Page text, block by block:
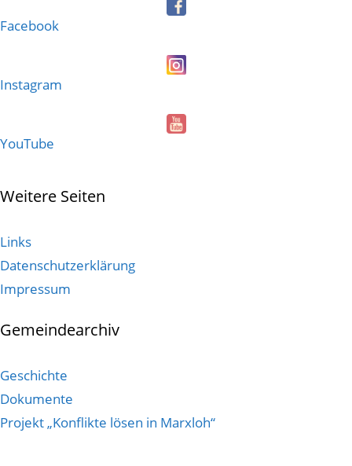
Facebook
Instagram
YouTube
Weitere Seiten
Links
Datenschutzerklärung
Impressum
Gemeindearchiv
Geschichte
Dokumente
Projekt „Konflikte lösen in Marxloh“